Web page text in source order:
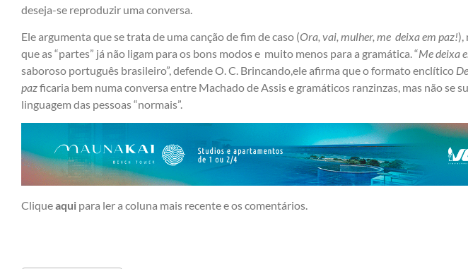
deseja-se reproduzir uma conversa.
Ele argumenta que se trata de uma canção de fim de caso (Ora, vai, mulher, me deixa em paz!),
que as “partes” já não ligam para os bons modos e muito menos para a gramática. “Me deixa
saboroso português brasileiro”, defende O. C. Brincando,ele afirma que o formato enclítico
pazficaria bem numa conversa entre Machado de Assis e gramáticos ranzinzas, mas não se
linguagem das pessoas “normais”.
Cliqueaqui para ler a coluna mais recente e os comentários.